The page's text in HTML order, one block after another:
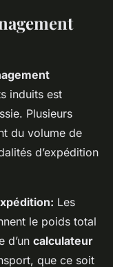
induits est
Plusieurs
du volume de
d’expédition
Les
le poids total
d’un calculateur
que ce soit